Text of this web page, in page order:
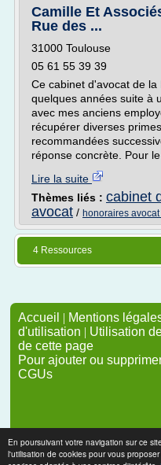
En poursuivant votre navigation sur ce
l'utilisation de cookies pour vous
Camille Et
Rue des ...
31000 Toulouse
05 61 55 39 39
Ce cabinet d'avocat de
quelques années suite à
avec mes anciens
récupérer diverses
recommandées
réponse concrète. Pour le
Lire la suite
Thèmes liés : cabinet
avocat / honoraires
4 Ressources
Accueil | Mentions
d'utilisation | Utilisation
de cette page
Pour ajouter ou
CGUs